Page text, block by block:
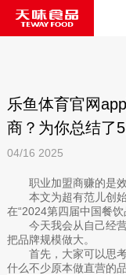
乐鱼体育官网
商？为你总结了5
04/16 2025
职业加盟商赚的是效
本文为超有范儿创始
在“2024第四届中国餐
今天我会从自己经营
把品牌规模做大。
首先，大家可以思考
什么不少原本做直营的